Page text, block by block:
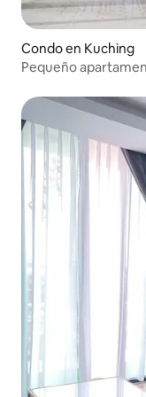
Condo en Kuching
Pequeño